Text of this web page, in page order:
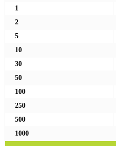
1
2
5
10
30
50
100
250
500
1000